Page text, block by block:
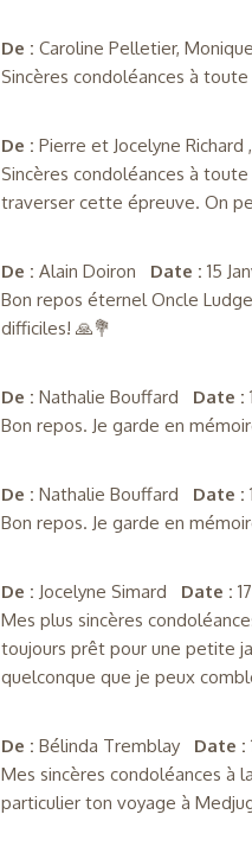
De : Caroline Pelletier,
Sincères condoléances à
De : Pierre et Jocelyne Richard
Sincères condoléances à
traverser cette épreuve. On
De : Alain Doiron Date : 15
Bon repos éternel Oncle
difficiles! 🙏💐
De : Nathalie Bouffard Date :
Bon repos. Je garde en
De : Nathalie Bouffard Date :
Bon repos. Je garde en
De : Jocelyne Simard Date :
Mes plus sincères
toujours prêt pour une petite
quelconque que je peux
De : Bélinda Tremblay Date :
Mes sincères condoléances à
particulier ton voyage à